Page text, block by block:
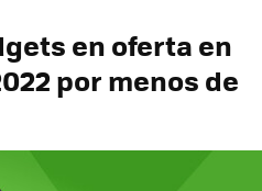
en oferta en
por menos de